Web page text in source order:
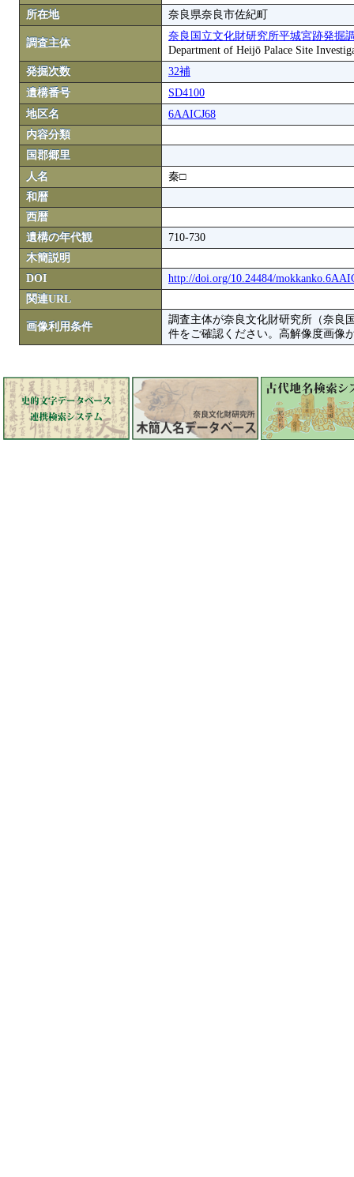
所在地
奈良県奈良市佐紀町
調査主体
奈良国立文化財研究所平城宮跡発掘
Department of Heijō Palace Site
発掘次数
32補
遺構番号
SD4100
地区名
6AAICJ68
内容分類
国郡郷里
人名
秦□
和暦
西暦
遺構の年代観
710-730
木簡説明
DOI
http://doi.org/10.24484/
関連URL
画像利用条件
調査主体が奈良文化財研究所（奈良
件をご確認ください。高解像度画像